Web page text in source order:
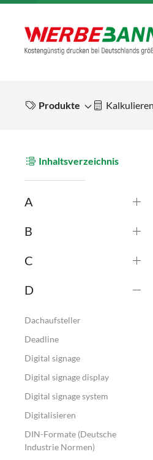
Produkte Kalkulieren
Inhaltsverzeichnis
A
B
C
D
Dachaufsteller
Deadline
Digital signage
Digital signage display
Digital signage system
Digitalisieren
DIN-Formate (Deutsche
Industrie Normen)